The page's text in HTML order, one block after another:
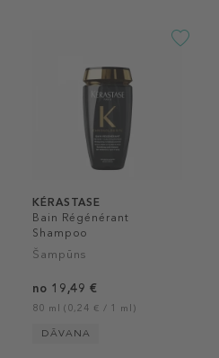
KÉRASTASE
Bain Régénérant
Shampoo
Šampūns
no 19,49 €
80 ml (0,24 € / 1 ml)
DĀVANA